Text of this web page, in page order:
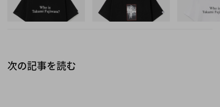
今すぐ購入
今すぐ購入
今すぐ購入
次の記事を読む